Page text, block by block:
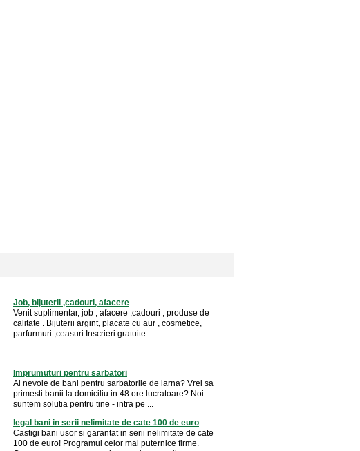
Job, bijuterii ,cadouri, afacere
Venit suplimentar, job , afacere ,cadouri , produse de
calitate . Bijuterii argint, placate cu aur , cosmetice,
parfurmuri ,ceasuri.Inscrieri gratuite ...
Imprumuturi pentru sarbatori
Ai nevoie de bani pentru sarbatorile de iarna? Vrei sa
primesti banii la domiciliu in 48 ore lucratoare? Noi
suntem solutia pentru tine - intra pe ...
legal bani in serii nelimitate de cate 100 de euro
Castigi bani usor si garantat in serii nelimitate de cate
100 de euro! Programul celor mai puternice firme.